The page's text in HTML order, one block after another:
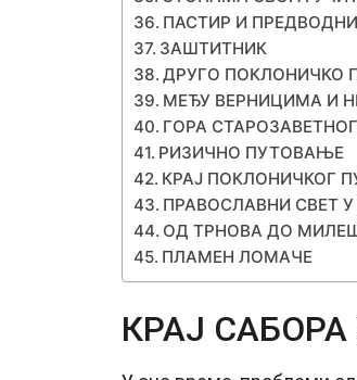
ПАСТИР И
ЗАШТИТНИК
ДРУГО ПОКЛОНИЧКО
МЕЂУ ВЕРНИЦИМА И
ГОРА
РИЗИЧНО ПУТОВАЊЕ
КРАЈ ПОКЛОНИЧКОГ
ПРАВОСЛАВНИ СВЕТ
ОД ТРНОВА ДО
ПЛАМЕН ЛОМАЧЕ
КРАЈ